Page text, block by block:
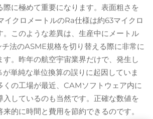
際に極めて重要になります。表面粗さを
イクロメートルのRa仕様は約63マイクロ
。このような差異は、生産中にメートル
法のASME規格を切り替える際に非常に
す。昨年の航空宇宙業界だけで、発生し
が単純な単位換算の誤りに起因していま
くの工場が最近、CAMソフトウェア内に
入しているのも当然です。正確な数値を
的に時間と費用を節約できるのです。